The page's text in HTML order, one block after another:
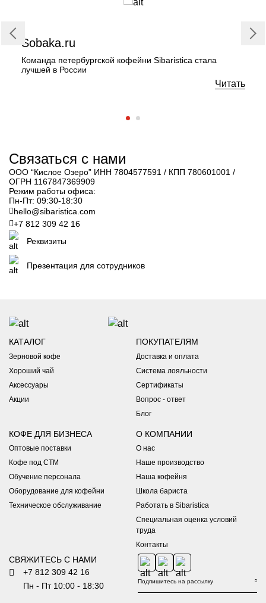
Sobaka.ru
Команда петербургской кофейни Sibaristica стала
лучшей в России
Читать
Связаться с нами
ООО “Кислое Озеро” ИНН 7804577591 / КПП 780601001 /
ОГРН 1167847369909
Режим работы офиса:
Пн-Пт: 09:30-18:30
hello@sibaristica.com
+7 812 309 42 16
Реквизиты
Презентация для сотрудников
КАТАЛОГ
Зерновой кофе
Хороший чай
Аксессуары
Акции
ПОКУПАТЕЛЯМ
Доставка и оплата
Система лояльности
Сертификаты
Вопрос - ответ
Блог
КОФЕ ДЛЯ БИЗНЕСА
Оптовые поставки
Кофе под СТМ
Обучение персонала
Оборудование для кофейни
Техническое обслуживание
О КОМПАНИИ
О нас
Наше производство
Наша кофейня
Школа бариста
Работать в Sibaristica
Специальная оценка условий
труда
Контакты
СВЯЖИТЕСЬ С НАМИ
+7 812 309 42 16
Пн - Пт 10:00 - 18:30